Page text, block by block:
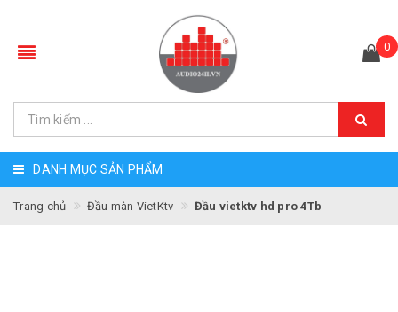
0
DANH MỤC SẢN PHẨM
Trang chủ Đầu màn VietKtv Đầu vietktv hd pro 4Tb